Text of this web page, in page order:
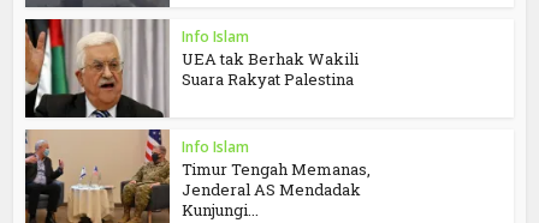
Info Islam
UEA tak Berhak Wakili
Suara Rakyat Palestina
Info Islam
Timur Tengah Memanas,
Jenderal AS Mendadak
Kunjungi...